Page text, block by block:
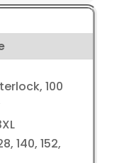
100
140, 152,